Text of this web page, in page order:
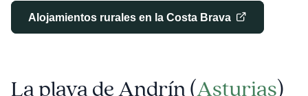
Alojamientos rurales en la Costa Brava
La playa de Andrín (Asturias)